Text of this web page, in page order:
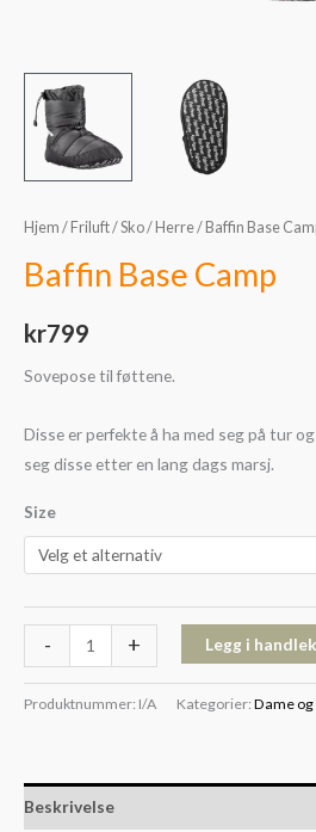
Hjem / Friluft/Sko/ Herre/ Baffin Base
Baffin Base Camp
kr799
Sovepose til føttene.
Disse er perfekte å ha med seg på tur
seg disse etter en lang dags marsj.
Size
- + Legg i
Produktnummer: I/A Kategorier: Dame og
Beskrivelse